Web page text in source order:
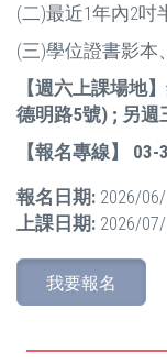
(二)最近1年內2吋
(三)學位證書影本
【週六上課場地
德明路5號) ; 另週
【報名專線】
03-
報名日期: 2026/
上課日期: 2026/
我要報名